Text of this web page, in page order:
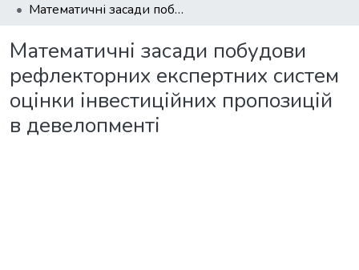
Математичні засади побудови рефлекторних експертних систем оцінки інвестиційних пропозицій в девелопменті
Математичні засади побудови
рефлекторних експертних систем
оцінки інвестиційних пропозицій
в девелопменті